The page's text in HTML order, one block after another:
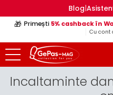
Blog|
🎁 Primești 5% cashback în
Cu cont
Incaltaminte